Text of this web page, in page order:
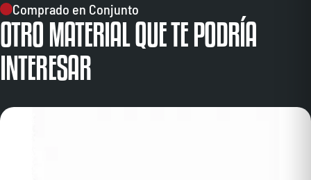
Comprado en Conjunto
OTRO MATERIAL QUE TE PODRÍA
INTERESAR